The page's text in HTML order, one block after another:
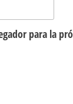
para la